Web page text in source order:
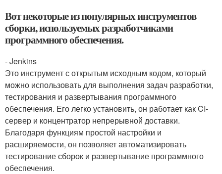
Вот некоторые из популярных инструментов
сборки, используемых разработчиками
программного обеспечения.
- Jenkins
Это инструмент с открытым исходным кодом, который
можно использовать для выполнения задач разработки,
тестирования и развертывания программного
обеспечения. Его легко установить, он работает как CI-
сервер и концентратор непрерывной доставки.
Благодаря функциям простой настройки и
расширяемости, он позволяет автоматизировать
тестирование сборок и развертывание программного
обеспечения.